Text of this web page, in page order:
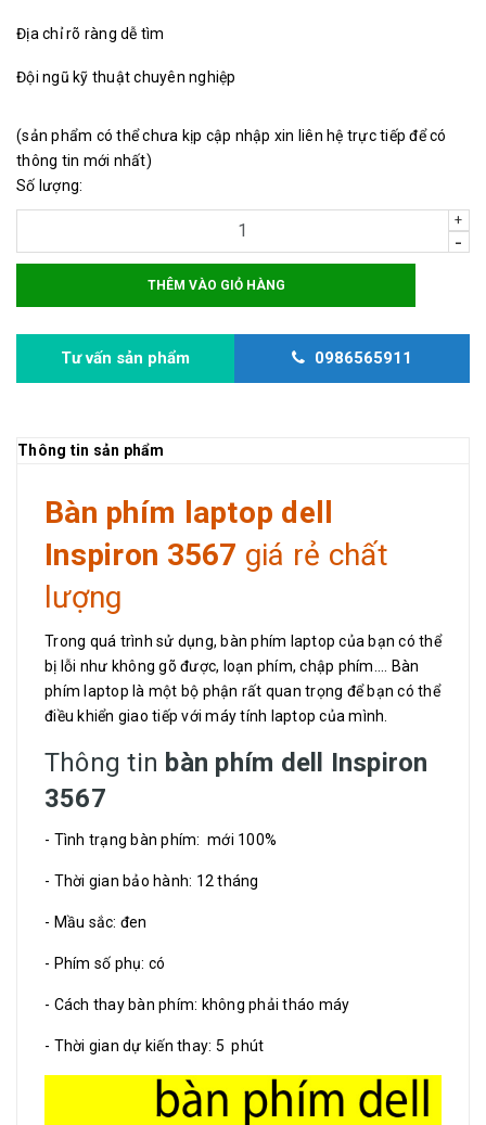
Địa chỉ rõ ràng dễ tìm
Đội ngũ kỹ thuật chuyên nghiệp
(sản phẩm có thể chưa kịp cập nhập xin liên hệ trực tiếp để có
thông tin mới nhất)
Số lượng:
+
-
THÊM VÀO GIỎ HÀNG
Tư vấn sản phẩm 0986565911
Thông tin sản phẩm
Bàn phím laptop dell
Inspiron 3567 giá rẻ chất
lượng
Trong quá trình sử dụng, bàn phím laptop của bạn có thể
bị lỗi như không gõ được, loạn phím, chập phím.... Bàn
phím laptop là một bộ phận rất quan trọng để bạn có thể
điều khiển giao tiếp với máy tính laptop của mình.
Thông tin bàn phím dell Inspiron
3567
- Tình trạng bàn phím: mới 100%
- Thời gian bảo hành: 12 tháng
- Mầu sắc: đen
- Phím số phụ: có
- Cách thay bàn phím: không phải tháo máy
- Thời gian dự kiến thay: 5 phút